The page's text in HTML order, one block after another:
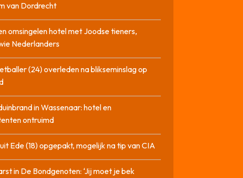
van Dordrecht
omsingelen hotel met Joodse tieners,
Nederlanders
(24) overleden na blikseminslag op
in Wassenaar: hotel en
ontruimd
Ede (18) opgepakt, mogelijk na tip van CIA
in De Bondgenoten: ‘Jij moet je bek